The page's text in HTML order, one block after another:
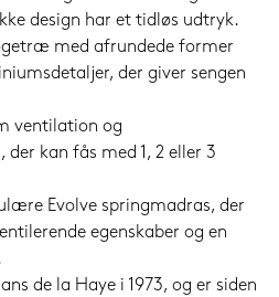
design har et tidløs udtryk.
med afrundede former
der giver sengen
ventilation og
kan fås med 1, 2 eller 3
Evolve springmadras, der
egenskaber og en
de la Haye i 1973, og er siden